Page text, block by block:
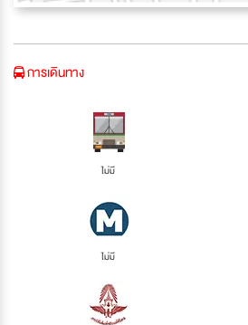
การเดินทาง
ไม่มี
ไม่มี